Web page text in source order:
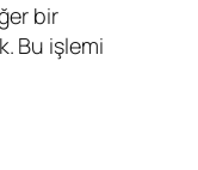
bir
Bu işlemi